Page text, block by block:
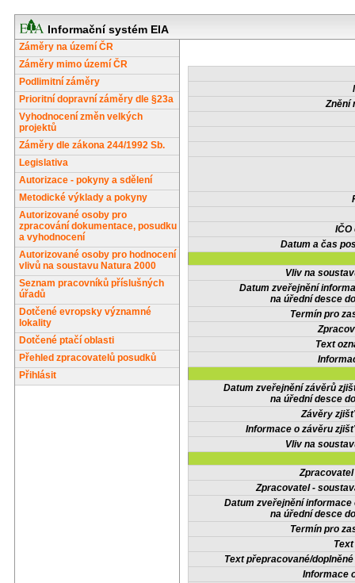
Informační systém EIA
Záměry na území ČR
Záměry mimo území ČR
Podlimitní záměry
Prioritní dopravní záměry dle §23a
Vyhodnocení změn velkých
projektů
Záměry dle zákona 244/1992 Sb.
Legislativa
Autorizace - pokyny a sdělení
Metodické výklady a pokyny
Autorizované osoby pro
zpracování dokumentace, posudku
a vyhodnocení
Autorizované osoby pro hodnocení
vlivů na soustavu Natura 2000
Seznam pracovníků příslušných
úřadů
Dotčené evropsky významné
lokality
Dotčené ptačí oblasti
Přehled zpracovatelů posudků
Přihlásit
Znění
IČO
Datum a čas
Vliv na
Datum zveřejnění
na úřední desce
Termín pro
Text
Datum zveřejnění závěrů
na úřední desce
Závěry
Informace o závěru
Vliv na
Zpracovatel -
Datum zveřejnění informace
na úřední desce
Termín pro
Text přepracované/
Informace